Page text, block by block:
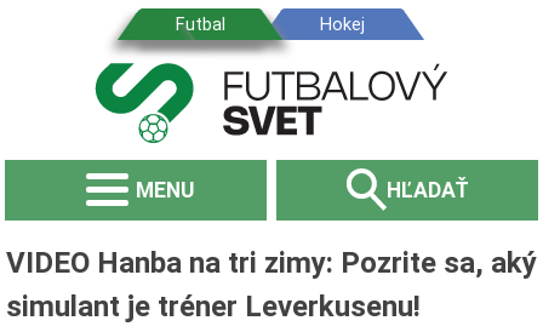
MENU HĽADAŤ
VIDEO Hanba na tri zimy: Pozrite sa, aký
simulant je tréner Leverkusenu!